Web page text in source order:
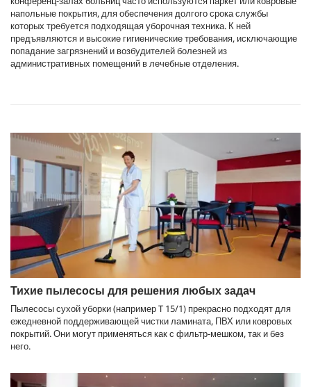
напольные покрытия, для обеспечения долгого срока службы
которых требуется подходящая уборочная техника. К ней
предъявляются и высокие гигиенические требования, исключающие
попадание загрязнений и возбудителей болезней из
административных помещений в лечебные отделения.
Тихие пылесосы для решения любых задач
Пылесосы сухой уборки (например T 15/1) прекрасно подходят для
ежедневной поддерживающей чистки ламината, ПВХ или ковровых
покрытий. Они могут применяться как с фильтр-мешком, так и без
него.